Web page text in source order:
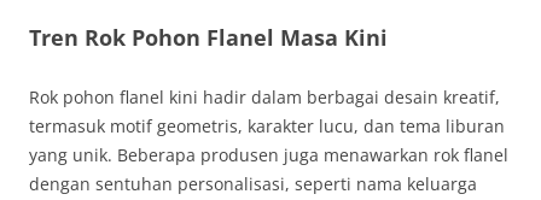
Tren Rok Pohon Flanel Masa Kini
Rok pohon flanel kini hadir dalam berbagai desain kreatif,
termasuk motif geometris, karakter lucu, dan tema liburan
yang unik. Beberapa produsen juga menawarkan rok flanel
dengan sentuhan personalisasi, seperti nama keluarga